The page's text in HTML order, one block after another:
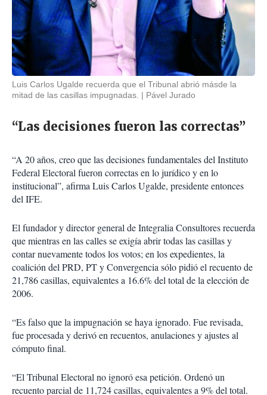
Luis Carlos Ugalde recuerda que el Tribunal abrió másde la
mitad de las casillas impugnadas.
Pável Jurado
“Las decisiones fueron las correctas”
“A 20 años, creo que las decisiones fundamentales del Instituto
Federal Electoral fueron correctas en lo jurídico y en lo
institucional”, afirma Luis Carlos Ugalde, presidente entonces
del IFE.
El fundador y director general de Integralia Consultores recuerda
que mientras en las calles se exigía abrir todas las casillas y
contar nuevamente todos los votos; en los expedientes, la
coalición del PRD, PT y Convergencia sólo pidió el recuento de
21,786 casillas, equivalentes a 16.6% del total de la elección de
2006.
“Es falso que la impugnación se haya ignorado. Fue revisada,
fue procesada y derivó en recuentos, anulaciones y ajustes al
cómputo final.
“El Tribunal Electoral no ignoró esa petición. Ordenó un
recuento parcial de 11,724 casillas, equivalentes a 9% del total.